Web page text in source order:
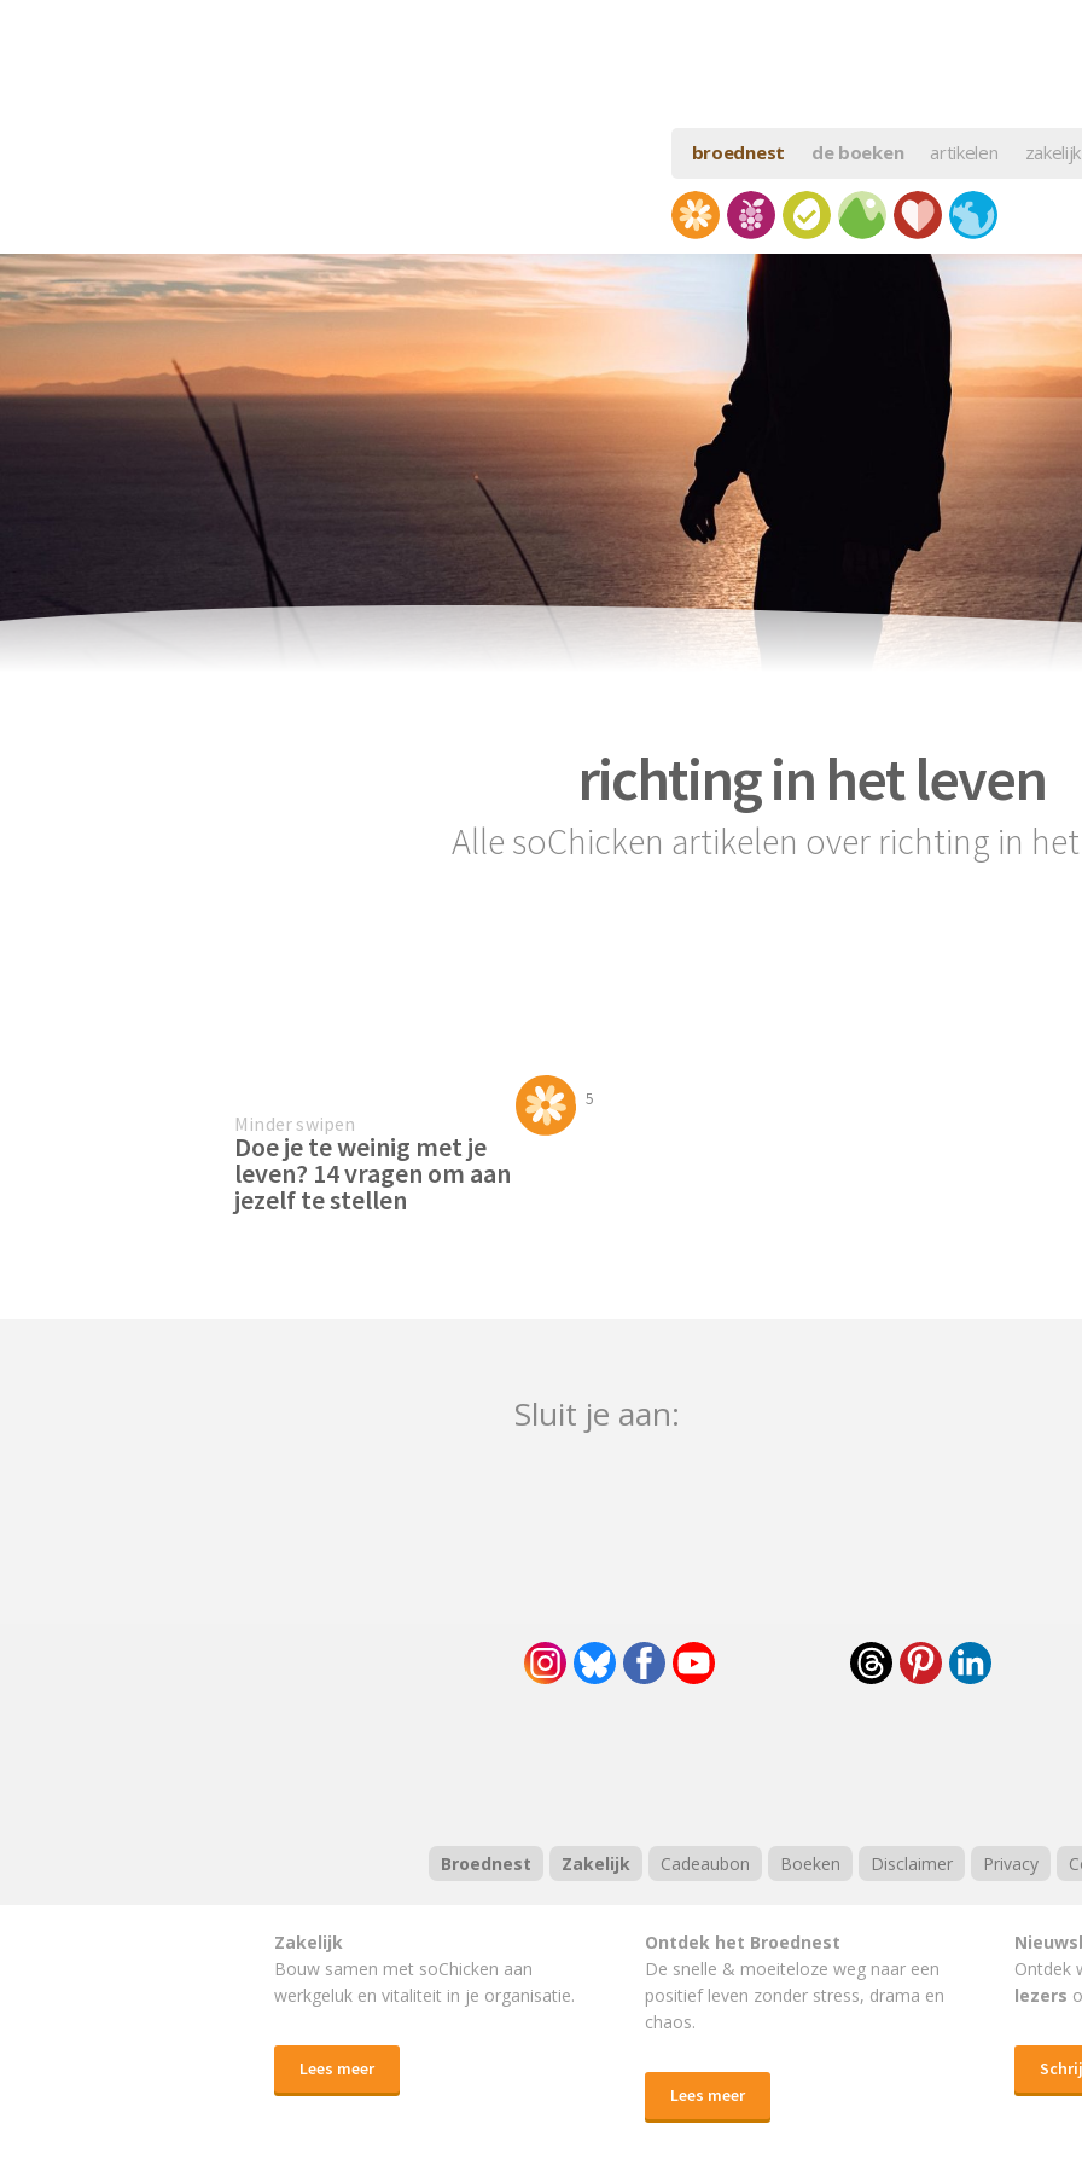
broednest de boeken artikelen zakelijk
richting in het leven
Alle soChicken artikelen over richting in
5
Minder swipen
Doe je te weinig met je
leven? 14 vragen om aan
jezelf te stellen
Sluit je aan:
Broednest Zakelijk Cadeaubon Boeken Disclaimer Privacy
Zakelijk
Bouw samen met soChicken aan
werkgeluk en vitaliteit in je organisatie.
Lees meer
Ontdek het Broednest
De snelle & moeiteloze weg naar een
positief leven zonder stress, drama en
chaos.
Lees meer
Ontdek
lezers